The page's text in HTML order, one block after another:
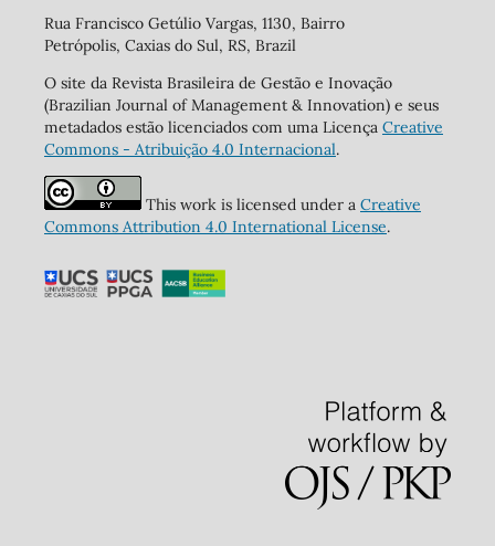
Rua Francisco Getúlio Vargas, 1130, Bairro
Petrópolis, Caxias do Sul, RS, Brazil
O site da Revista Brasileira de Gestão e Inovação
(Brazilian Journal of Management & Innovation) e seus
metadados estão licenciados com uma Licença Creative
Commons - Atribuição 4.0 Internacional.
This work is licensed under a Creative
Commons Attribution 4.0 International License.